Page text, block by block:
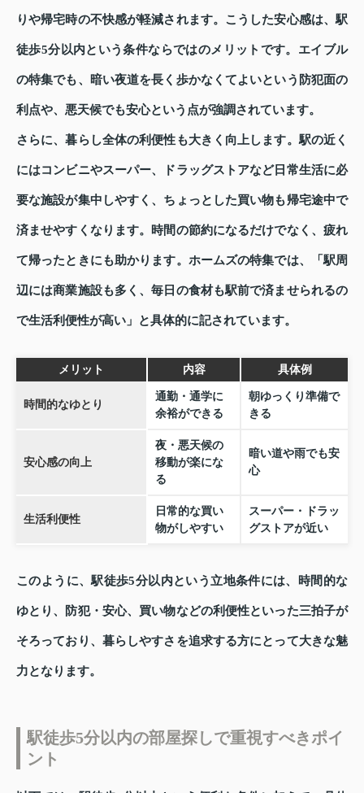
りや帰宅時の不快感が軽減されます。こうした安心感は、駅
徒歩5分以内という条件ならではのメリットです。エイブル
の特集でも、暗い夜道を長く歩かなくてよいという防犯面の
利点や、悪天候でも安心という点が強調されています。
さらに、暮らし全体の利便性も大きく向上します。駅の近く
にはコンビニやスーパー、ドラッグストアなど日常生活に必
要な施設が集中しやすく、ちょっとした買い物も帰宅途中で
済ませやすくなります。時間の節約になるだけでなく、疲れ
て帰ったときにも助かります。ホームズの特集では、「駅周
辺には商業施設も多く、毎日の食材も駅前で済ませられるの
で生活利便性が高い」と具体的に記されています。
メリット 内容 具体例
時間的なゆとり
通勤・通学に
余裕ができる
朝ゆっくり準備で
きる
安心感の向上
夜・悪天候の
移動が楽にな
る
暗い道や雨でも安
心
生活利便性
日常的な買い
物がしやすい
スーパー・ドラッ
グストアが近い
このように、駅徒歩5分以内という立地条件には、時間的な
ゆとり、防犯・安心、買い物などの利便性といった三拍子が
そろっており、暮らしやすさを追求する方にとって大きな魅
力となります。
駅徒歩5分以内の部屋探しで重視すべきポイ
ント